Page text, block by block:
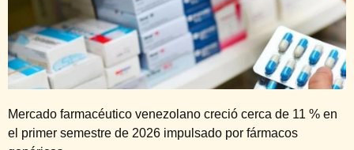
Mercado farmacéutico venezolano creció cerca de 11 % en
el primer semestre de 2026 impulsado por fármacos